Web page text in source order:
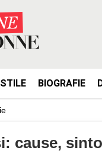
STILE BIOGRAFIE
cause,